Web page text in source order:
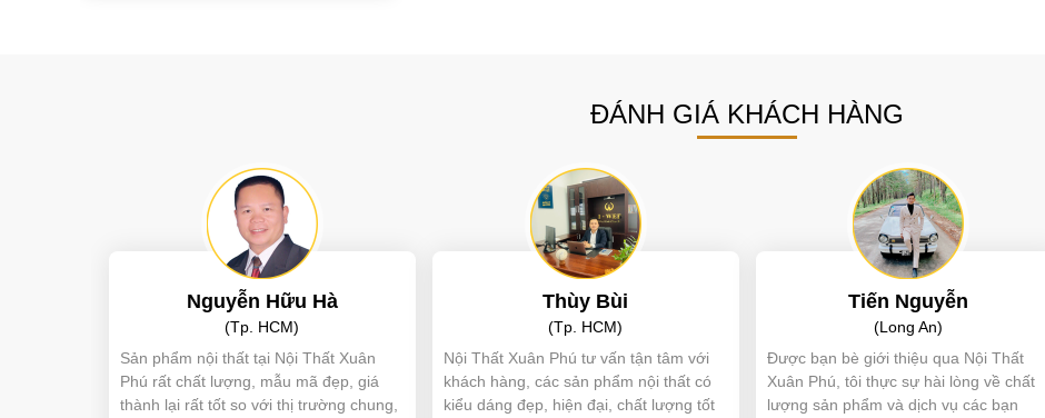
ĐÁNH GIÁ KHÁCH HÀNG
Nguyễn Hữu Hà
(Tp. HCM)
Sản phẩm nội thất tại Nội Thất Xuân
Phú rất chất lượng, mẫu mã đẹp, giá
thành lại rất tốt so với thị trường chung,
Thùy Bùi
(Tp. HCM)
Nội Thất Xuân Phú tư vấn tận tâm với
khách hàng, các sản phẩm nội thất có
kiểu dáng đẹp, hiện đại, chất lượng tốt
Tiến Nguyễn
(Long An)
Được bạn bè giới thiệu qua Nội Thất
Xuân Phú, tôi thực sự hài lòng về chất
lượng sản phẩm và dịch vụ các bạn